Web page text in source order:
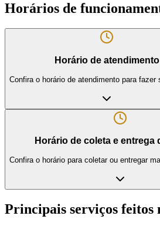
Horários de
Horário de atendimento
Confira o horário de atendimento para fazer
Horário de coleta e entrega
Confira o horário para coletar ou entregar
Principais serviços feitos